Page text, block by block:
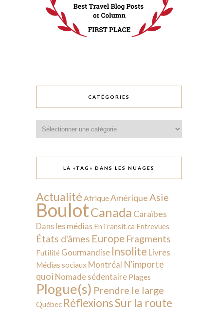
CATÉGORIES
LA «TAG» DANS LES NUAGES
Actualité AfriqueAmérique Asie
BoulotCanada Caraïbes
Dans les médias EnTransit.ca Entrevues
États d'âmes Europe Fragments
Futilité Gourmandise Insolite Livres
Médias sociaux Montréal N'importe
quoi Nomade sédentaire Plages
Plogue(s) Prendre le large
Québec RéflexionsSur la route